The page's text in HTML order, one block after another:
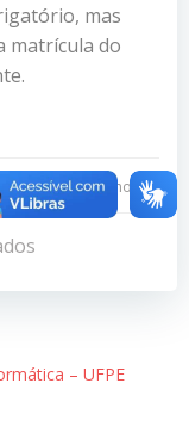
mas
matrícula do
Próxima notícia
– UFPE